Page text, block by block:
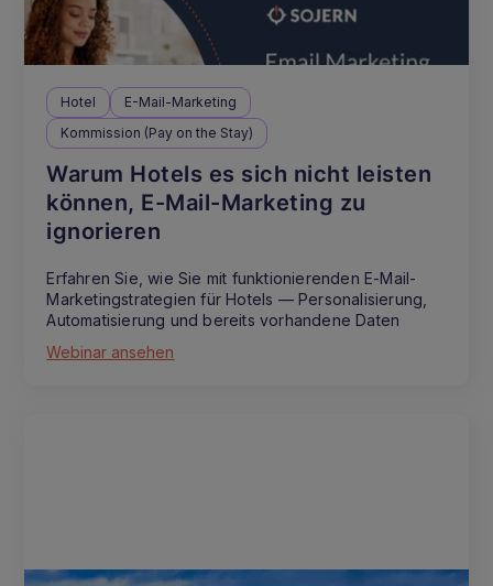
Hotel
E-Mail-Marketing
Kommission (Pay on the Stay)
Warum Hotels es sich nicht leisten
können, E-Mail-Marketing zu
ignorieren
Erfahren Sie, wie Sie mit funktionierenden E-Mail-
Marketingstrategien für Hotels — Personalisierung,
Automatisierung und bereits vorhandene Daten
Webinar ansehen